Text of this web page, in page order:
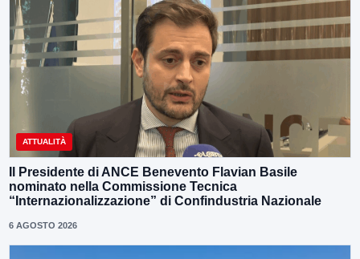
ATTUALITÀ
Il Presidente di ANCE Benevento Flavian Basile
nominato nella Commissione Tecnica
“Internazionalizzazione” di Confindustria Nazionale
6 AGOSTO 2026